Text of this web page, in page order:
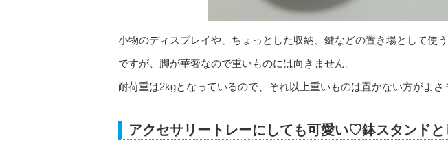
小物のディスプレイや、ちょっとした収納、鍵などの置き場として使う
ですが、脚が華奢なので重いものには向きません。
耐荷重は2kgとなっているので、それ以上重いものは置かない方がよさ
アクセサリートレーにしても可愛い♡鉢スタンドと